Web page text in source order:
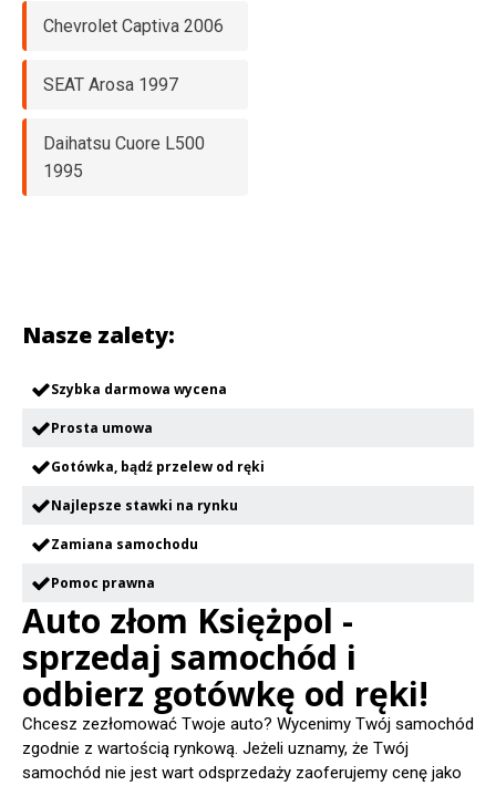
Chevrolet Captiva 2006
SEAT Arosa 1997
Daihatsu Cuore L500
1995
Nasze zalety:
Szybka darmowa wycena
Prosta umowa
Gotówka, bądź przelew od ręki
Najlepsze stawki na rynku
Zamiana samochodu
Pomoc prawna
Auto złom Księżpol -
sprzedaj samochód i
odbierz gotówkę od ręki!
Chcesz zezłomować Twoje auto? Wycenimy Twój samochód
zgodnie z wartością rynkową. Jeżeli uznamy, że Twój
samochód nie jest wart odsprzedaży zaoferujemy cenę jako